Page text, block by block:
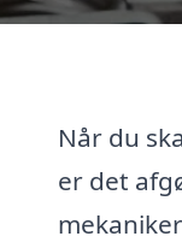
Når du
er det